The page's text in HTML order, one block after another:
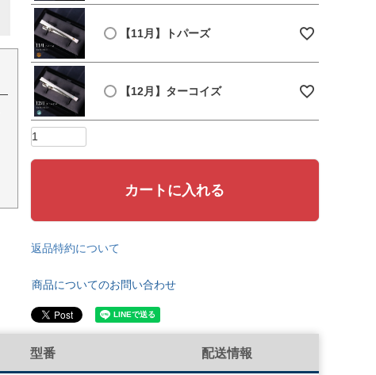
【11月】トパーズ
【12月】ターコイズ
カートに入れる
返品特約について
商品についてのお問い合わせ
型番 配送情報